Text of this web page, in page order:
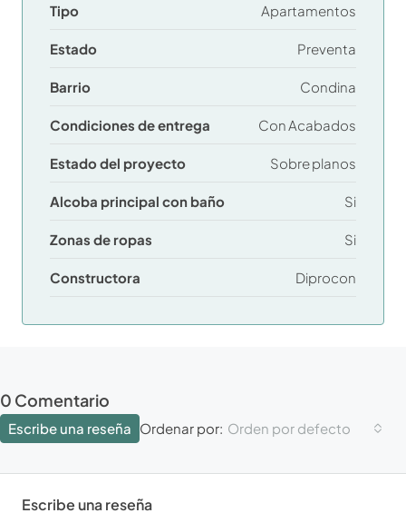
Tipo Apartamentos
Estado Preventa
Barrio Condina
Condiciones de entrega Con Acabados
Estado del proyecto Sobre planos
Alcoba principal con baño Si
Zonas de ropas Si
Constructora Diprocon
0 Comentario
Ordenar por: Orden por defecto
Escribe una reseña
Escribe una reseña